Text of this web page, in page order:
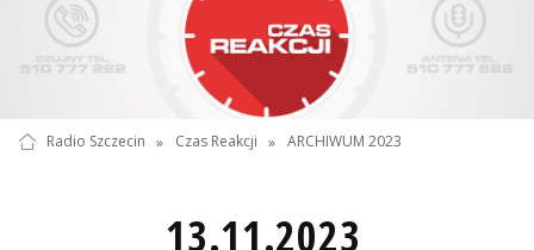
Radio Szczecin » Czas Reakcji » ARCHIWUM 2023
13.11.2023